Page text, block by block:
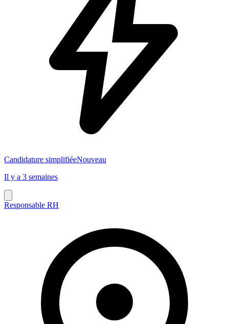
Candidature simplifiéeNouveau
Il y a 3 semaines
Responsable RH